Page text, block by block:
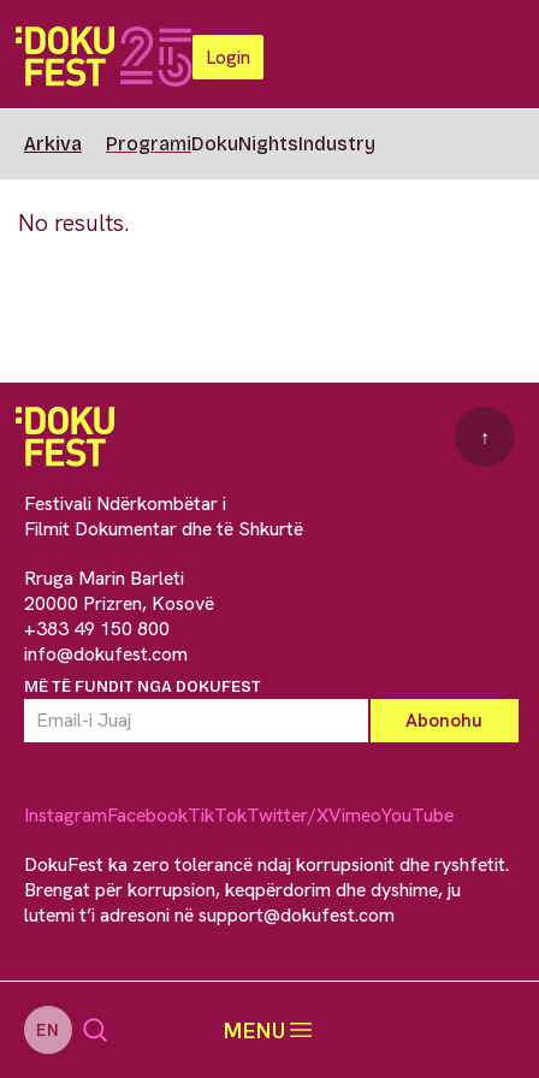
Login
EN MENU
Arkiva ProgramiDokuNightsIndustry
No results.
Festivali Ndërkombëtar i
Filmit Dokumentar dhe të Shkurtë
Rruga Marin Barleti
20000 Prizren, Kosovë
+383 49 150 800
info@dokufest.com
MË TË FUNDIT NGA DOKUFEST
↑
InstagramFacebookTikTokTwitter/XVimeoYouTube
DokuFest ka zero tolerancë ndaj korrupsionit dhe ryshfetit.
Brengat për korrupsion, keqpërdorim dhe dyshime, ju
lutemi t’i adresoni nësupport@dokufest.com